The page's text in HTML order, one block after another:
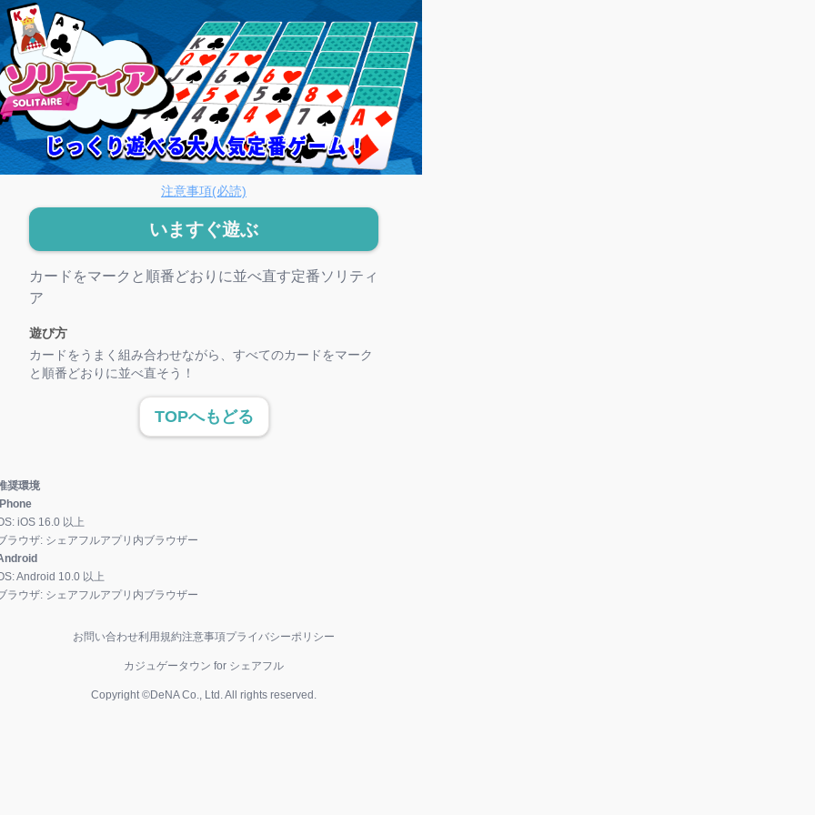
ティア
注意事項(必読)
いますぐ遊ぶ
ゲーム紹介
カードをマークと順番どおりに並べ直す定番ソリティ
ア
遊び方
カードをうまく組み合わせながら、すべてのカードをマーク
と順番どおりに並べ直そう！
TOPへもどる
奨環境
iOS 16.0 以上
ラウザ: シェアフルアプリ内ブラウザー
Android 10.0 以上
ラウザ: シェアフルアプリ内ブラウザー
お問い合わせ利用規約注意事項プライバシーポリシー
カジュゲータウン for シェアフル
Copyright ©DeNA Co., Ltd. All rights reserved.